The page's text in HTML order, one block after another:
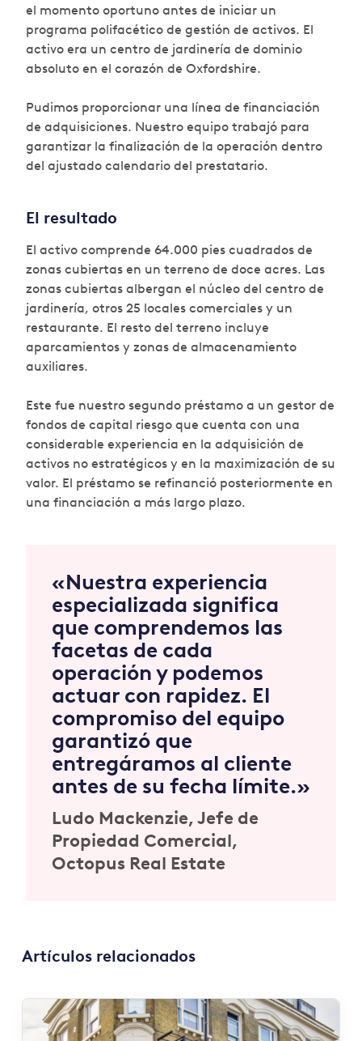
el momento oportuno antes de iniciar un
programa polifacético de gestión de activos. El
activo era un centro de jardinería de dominio
absoluto en el corazón de Oxfordshire.
Pudimos proporcionar una línea de financiación
de adquisiciones. Nuestro equipo trabajó para
garantizar la finalización de la operación dentro
del ajustado calendario del prestatario.
El resultado
El activo comprende 64.000 pies cuadrados de
zonas cubiertas en un terreno de doce acres. Las
zonas cubiertas albergan el núcleo del centro de
jardinería, otros 25 locales comerciales y un
restaurante. El resto del terreno incluye
aparcamientos y zonas de almacenamiento
auxiliares.
Este fue nuestro segundo préstamo a un gestor de
fondos de capital riesgo que cuenta con una
considerable experiencia en la adquisición de
activos no estratégicos y en la maximización de su
valor. El préstamo se refinanció posteriormente en
una financiación a más largo plazo.
«Nuestra experiencia
especializada significa
que comprendemos las
facetas de cada
operación y podemos
actuar con rapidez. El
compromiso del equipo
garantizó que
entregáramos al cliente
antes de su fecha límite.»
Ludo Mackenzie,Jefe de
Propiedad Comercial,
Octopus Real Estate
Artículos relacionados